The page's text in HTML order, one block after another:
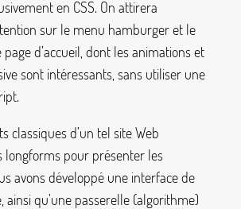
en CSS. On attirera
sur le menu hamburger et le
d’accueil, dont les animations et
sont intéressants, sans utiliser une
classiques d’un tel site Web
longforms pour présenter les
avons développé une interface de
ainsi qu’une passerelle (algorithme)